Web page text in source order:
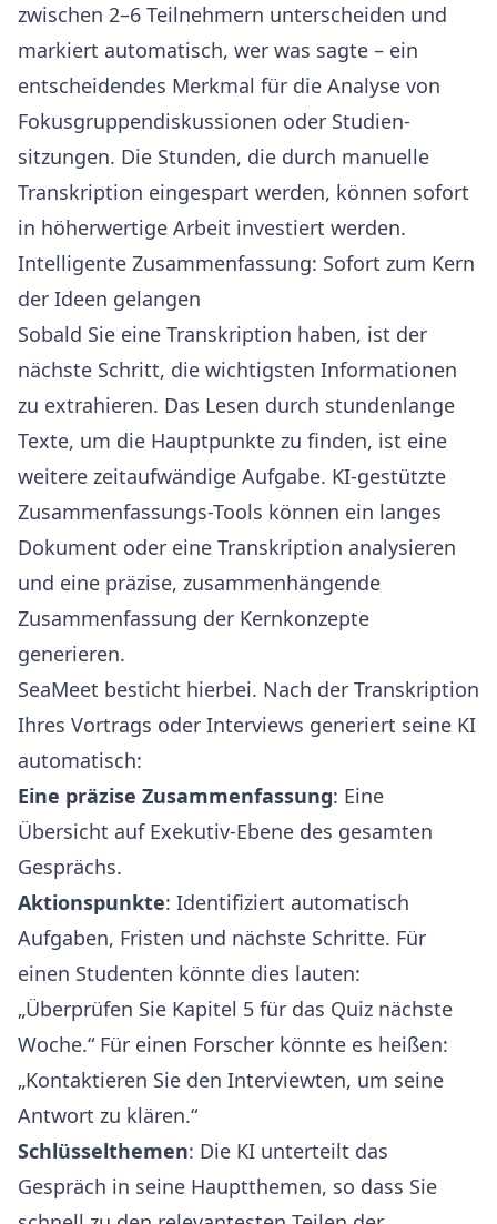
zwischen 2–6 Teilnehmern unterscheiden und
markiert automatisch, wer was sagte – ein
entscheidendes Merkmal für die Analyse von
Fokusgruppendiskussionen oder Studien-
sitzungen. Die Stunden, die durch manuelle
Transkription eingespart werden, können sofort
in höherwertige Arbeit investiert werden.
Intelligente Zusammenfassung: Sofort zum Kern
der Ideen gelangen
Sobald Sie eine Transkription haben, ist der
nächste Schritt, die wichtigsten Informationen
zu extrahieren. Das Lesen durch stundenlange
Texte, um die Hauptpunkte zu finden, ist eine
weitere zeitaufwändige Aufgabe. KI-gestützte
Zusammenfassungs-Tools können ein langes
Dokument oder eine Transkription analysieren
und eine präzise, zusammenhängende
Zusammenfassung der Kernkonzepte
generieren.
SeaMeet besticht hierbei. Nach der Transkription
Ihres Vortrags oder Interviews generiert seine KI
automatisch:
Eine präzise Zusammenfassung: Eine
Übersicht auf Exekutiv-Ebene des gesamten
Gesprächs.
Aktionspunkte: Identifiziert automatisch
Aufgaben, Fristen und nächste Schritte. Für
einen Studenten könnte dies lauten:
„Überprüfen Sie Kapitel 5 für das Quiz nächste
Woche.“ Für einen Forscher könnte es heißen:
„Kontaktieren Sie den Interviewten, um seine
Antwort zu klären.“
Schlüsselthemen: Die KI unterteilt das
Gespräch in seine Hauptthemen, so dass Sie